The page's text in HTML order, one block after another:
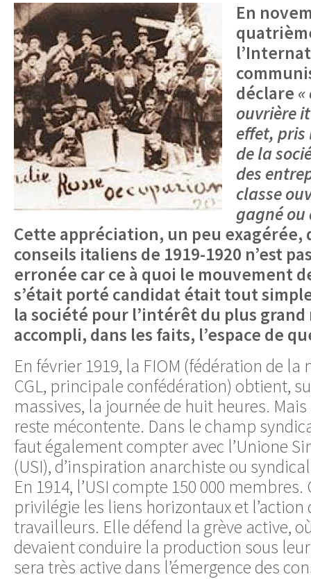
En
déclare
ouvrière
effet, pris
de la
des
classe
gagné
Cette appréciation, un peu exagérée,
conseils italiens de 1919-1920 n’est
erronée car ce à quoi le mouvement
s’était porté candidat était tout
la société pour l’intérêt du plus grand
accompli, dans les faits, l’espace de
En février 1919, la FIOM (fédération de
CGL, principale confédération) obtient,
massives, la journée de huit heures.
reste mécontente. Dans le champ
faut également compter avec l’Unione
(USI), d’inspiration anarchiste ou
En 1914, l’USI compte 150 000
privilégie les liens horizontaux et l’action
travailleurs. Elle défend la grève active,
devaient conduire la production sous
sera très active dans l’émergence des